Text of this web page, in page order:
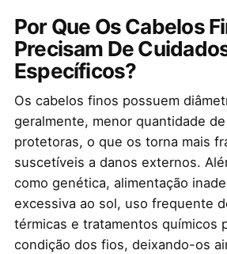
Por Que Os Cabelos
Precisam De
Específicos?
Os cabelos finos possuem
geralmente, menor quantidade
protetoras, o que os torna mais
suscetíveis a danos externos.
como genética, alimentação
excessiva ao sol, uso frequente
térmicas e tratamentos químicos
condição dos fios, deixando-os